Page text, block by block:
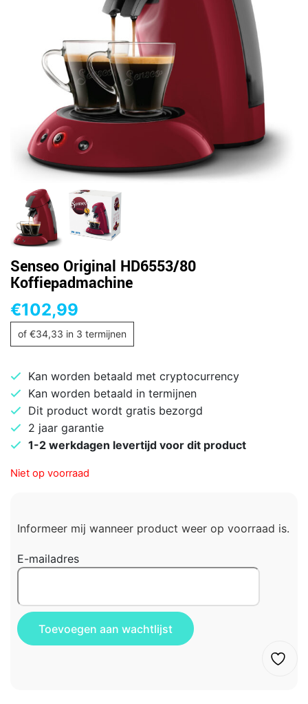
Senseo Original HD6553/80
Koffiepadmachine
€102,99
of €34,33 in 3 termijnen
Kan worden betaald met cryptocurrency
Kan worden betaald in termijnen
Dit product wordt gratis bezorgd
2 jaar garantie
1-2 werkdagen levertijd voor dit product
Niet op voorraad
Informeer mij wanneer product weer op voorraad is.
E-mailadres